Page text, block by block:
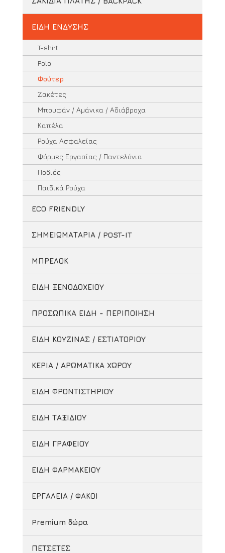
ΕΙΔΗ ΕΝΔΥΣΗΣ
T-shirt
Polo
Φούτερ
Ζακέτες
Μπουφάν / Αμάνικα / Αδιάβροχα
Καπέλα
Ρούχα Ασφαλείας
Φόρμες Εργασίας / Παντελόνια
Ποδιές
Παιδικά Ρούχα
ECO FRIENDLY
ΣΗΜΕΙΩΜΑΤΑΡΙΑ / POST-IT
ΜΠΡΕΛΟΚ
ΕΙΔΗ ΞΕΝΟΔΟΧΕΙΟΥ
ΠΡΟΣΩΠΙΚΑ ΕΙΔΗ - ΠΕΡΙΠΟΙΗΣΗ
ΕΙΔΗ ΚΟΥΖΙΝΑΣ / ΕΣΤΙΑΤΟΡΙΟΥ
ΚΕΡΙΑ / ΑΡΩΜΑΤΙΚΑ ΧΩΡΟΥ
ΕΙΔΗ ΦΡΟΝΤΙΣΤΗΡΙΟΥ
ΕΙΔΗ ΤΑΞΙΔΙΟΥ
ΕΙΔΗ ΓΡΑΦΕΙΟΥ
ΕΙΔΗ ΦΑΡΜΑΚΕΙΟΥ
ΕΡΓΑΛΕΙΑ / ΦΑΚΟΙ
Premium δώρα
ΠΕΤΣΕΤΕΣ